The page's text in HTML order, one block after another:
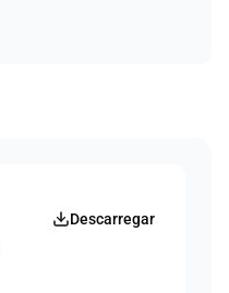
Descarregar